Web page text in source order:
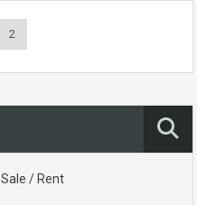
2
Sale / Rent